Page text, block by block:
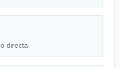
directa